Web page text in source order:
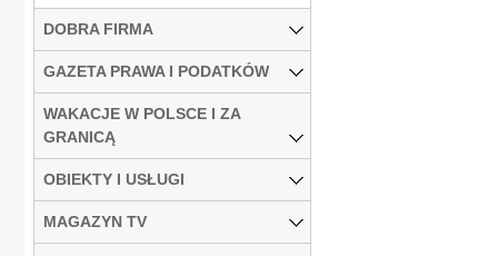
DOBRA FIRMA
GAZETA PRAWA I PODATKÓW
WAKACJE W POLSCE I ZA
GRANICĄ
OBIEKTY I USŁUGI
MAGAZYN TV